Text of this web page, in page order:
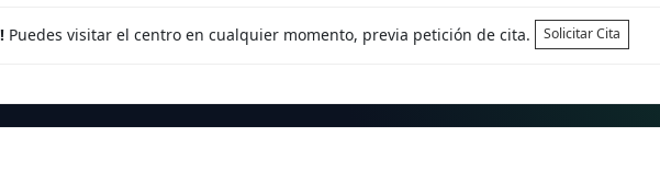
Puedes visitar el centro en cualquier momento, previa petición de cita. Solicitar Cita